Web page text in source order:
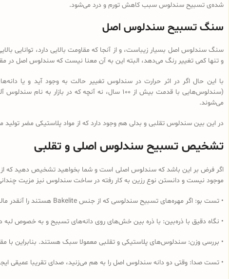
شده‌ی تسبیح سندلوس سبب کاهش تورم و درد می‌شود.
سنگ تسبیح سندلوس اصل
سنگ سندلوس اصل بسیار زیباست، و از آنجا که مقاومت بالایی دارد، توانایی
و تنها کمی تغییر رنگ می‌دهد، البته این به آن معنا نیست که سندلوس اصل در
با این حال اگر در اثر حرارت در سندلوس تغییر حالت به وجود آید و
می‌شوند.
در این بین سندلوس تقلبی و بدلی هم وجود دارد که از مواد پلاستیکی مضر تولید
تشخیص تسبیح سندلوس اصلی و تقلبی
اگر فرض بر این باشد که سندلوس اصلی است و شما بخواهید تشخیص دهید که از
موجود نیست و دانستن نوع رزین به کار رفته در ساخت سندلوس نیز مزیت
• تست بو: اگر مهره‌های تسبیح‌ سندلوسی که از جنس Bakelite هستند را آنقدر مالش دهید که داغ شود و یا در آب داغ قرار دهید به دلیل وجود فرمالدئید در این نوع رزین، بوی فرمالدئید به مشام می‌رسد.
• نگاه دقیق با ذره‌بین: با ذره بین خش‌های روی دانه‌های تسبیح و به خصوص لبه
• بررسی وزن: سندلوس‌های پلاستیکی و تقلبی معمولا سبک هستند. بنابراین
• تست صدا: وقتی دو دانه سندلوس اصل را به هم می‌زنید، صدای تقریبا عمیقی